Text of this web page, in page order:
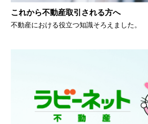
これから不動産取引される方へ
不動産における役立つ知識そろえました。